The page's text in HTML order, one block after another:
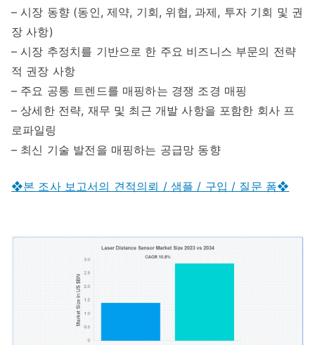
– 시장 동향 (동인, 제약, 기회, 위협, 과제, 투자 기회 및 권
장 사항)
– 시장 추정치를 기반으로 한 주요 비즈니스 부문의 전략
적 권장 사항
– 주요 공통 트렌드를 매핑하는 경쟁 조경 매핑
– 상세한 전략, 재무 및 최근 개발 사항을 포함한 회사 프
로파일링
– 최신 기술 발전을 매핑하는 공급망 동향
❖본 조사 보고서의 견적의뢰 / 샘플 / 구입 / 질문 폼❖